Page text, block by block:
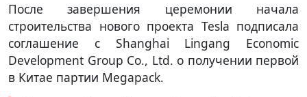
После завершения церемонии начала
строительства нового проекта Tesla подписала
соглашение с Shanghai Lingang Economic
Development Group Co., Ltd. о получении первой
в Китае партии Megapack.